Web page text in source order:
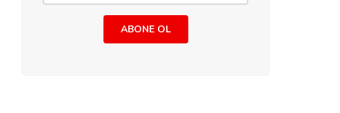
ABONE OL